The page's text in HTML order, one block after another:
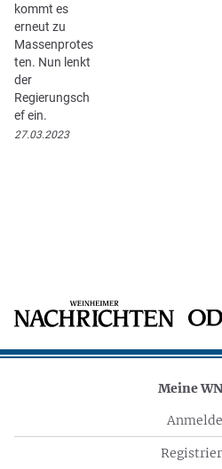
kommt es
erneut zu
Massenprotes
ten. Nun lenkt
der
Regierungsch
ef ein.
27.03.2023
Meine